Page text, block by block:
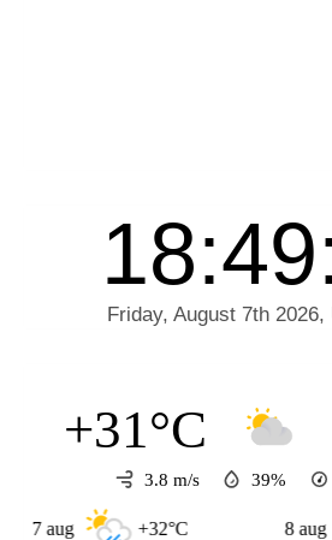
+31°C
3.8 m/s 39%
+32°C